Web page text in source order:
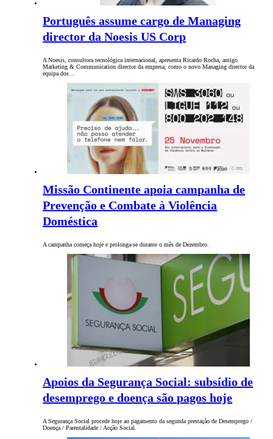
Português assume cargo de Managing
director da Noesis US Corp
A Noesis, consultora tecnológica internacional, apresenta Ricardo Rocha, antigo
Marketing & Communication director da empresa, como o novo Managing director da
equipa dos…
Missão Continente apoia campanha de
Prevenção e Combate à Violência
Doméstica
A campanha começa hoje e prolonga-se durante o mês de Dezembro.
Apoios da Segurança Social: subsídio de
desemprego e doença são pagos hoje
A Segurança Social procede hoje ao pagamento da segunda prestação de Desemprego /
Doença / Parentalidade / Acção Social.